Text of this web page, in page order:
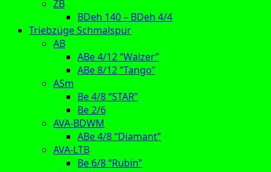
ZB
BDeh 140 – BDeh 4/4
Triebzüge Schmalspur
AB
ABe 4/12 “Walzer”
ABe 8/12 “Tango”
ASm
Be 4/8 “STAR”
Be 2/6
AVA-BDWM
ABe 4/8 “Diamant”
AVA-LTB
Be 6/8 “Rubin”